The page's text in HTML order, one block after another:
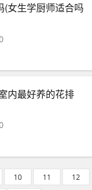
(女生学厨师适合吗
内最好养的花排
10 11
12